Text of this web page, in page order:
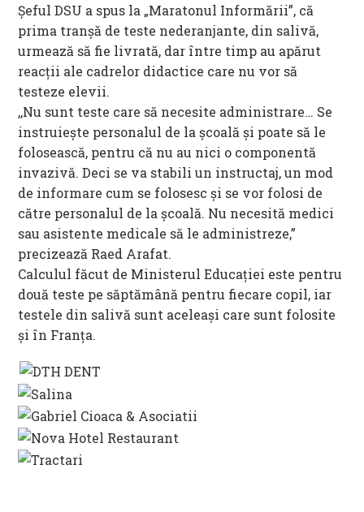
Șeful DSU a spus la „Maratonul Informării”, că
prima tranșă de teste nederanjante, din salivă,
urmează să fie livrată, dar între timp au apărut
reacții ale cadrelor didactice care nu vor să
testeze elevii.
,,Nu sunt teste care să necesite administrare… Se
instruiește personalul de la școală și poate să le
folosească, pentru că nu au nici o componentă
invazivă. Deci se va stabili un instructaj, un mod
de informare cum se folosesc și se vor folosi de
către personalul de la școală. Nu necesită medici
sau asistente medicale să le administreze,”
precizează Raed Arafat.
Calculul făcut de Ministerul Educației este pentru
două teste pe săptămână pentru fiecare copil, iar
testele din salivă sunt aceleași care sunt folosite
și în Franța.